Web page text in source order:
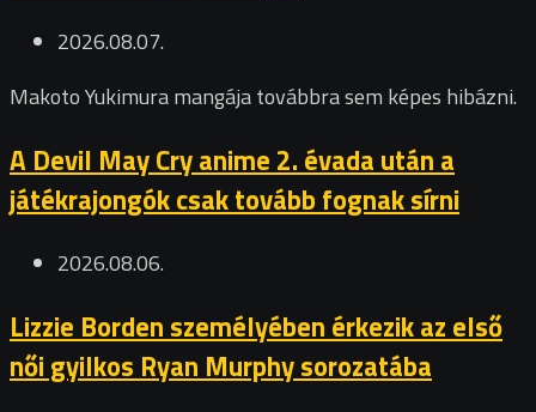
2026.08.07.
Makoto Yukimura mangája továbbra sem képes hibázni.
A Devil May Cry anime 2. évada után a
játékrajongók csak tovább fognak sírni
2026.08.06.
Lizzie Borden személyében érkezik az első
női gyilkos Ryan Murphy sorozatába